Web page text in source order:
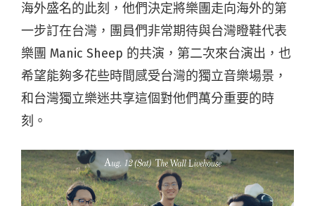
海外盛名的此刻，他們決定將樂團走向海外的第
一步訂在台灣，團員們非常期待與台灣瞪鞋代表
樂團 Manic Sheep 的共演，第二次來台演出，也
希望能夠多花些時間感受台灣的獨立音樂場景，
和台灣獨立樂迷共享這個對他們萬分重要的時
刻。